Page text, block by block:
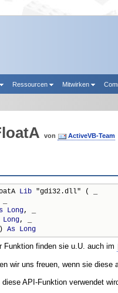
Ressourcen Mitwirken
von ActiveVB-Team
Lib "gdi32.dll" ( _
Long, _
Long, _
As Long
Funktion finden sie u.U. auch im
wir uns freuen, wenn sie diese
API-Funktion verwendet